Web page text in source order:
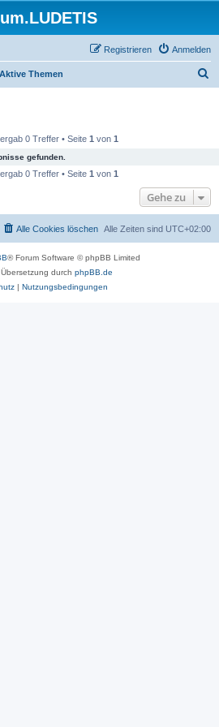
Anmelden
Registrieren
Aktive Themen
0 Treffer • Seite 1 von 1
gefunden.
0 Treffer • Seite 1 von 1
Gehe zu
Alle Zeiten sind UTC+02:00
Alle Cookies löschen
® Forum Software © phpBB Limited
durch phpBB.de
| Nutzungsbedingungen